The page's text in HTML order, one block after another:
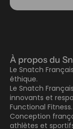
À propos du
Le Snatch
éthique.
Le Snatch
innovants et
Functional Fitness.
Conception
athlètes et